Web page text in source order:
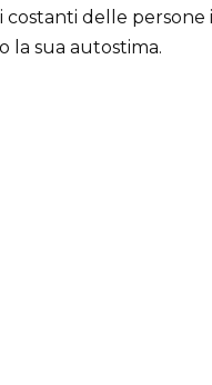
delle persone
la sua autostima.